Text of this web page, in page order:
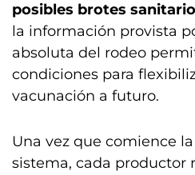
posibles brotes
la información provista
absoluta del rodeo
condiciones para
vacunación a futuro.
Una vez que comience
sistema, cada productor